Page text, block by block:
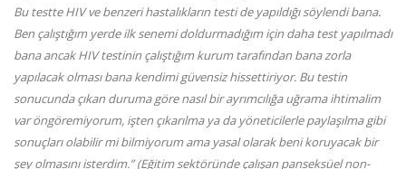
Bu testte HIV ve benzeri hastalıkların testi de yapıldığı söylendi bana.
Ben çalıştığım yerde ilk senemi doldurmadığım için daha test yapılmadı
bana ancak HIV testinin çalıştığım kurum tarafından bana zorla
yapılacak olması bana kendimi güvensiz hissettiriyor. Bu testin
sonucunda çıkan duruma göre nasıl bir ayrımcılığa uğrama ihtimalim
var öngöremiyorum, işten çıkarılma ya da yöneticilerle paylaşılma gibi
sonuçları olabilir mi bilmiyorum ama yasal olarak beni koruyacak bir
şey olmasını isterdim.” (Eğitim sektöründe çalışan panseksüel non-